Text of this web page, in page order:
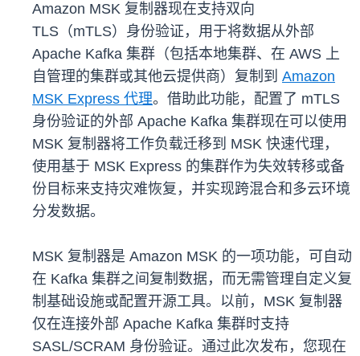
Amazon MSK 复制器现在支持双向
TLS（mTLS）身份验证，用于将数据从外部
Apache Kafka 集群（包括本地集群、在 AWS 上
自管理的集群或其他云提供商）复制到 Amazon
MSK Express 代理。借助此功能，配置了 mTLS
身份验证的外部 Apache Kafka 集群现在可以使用
MSK 复制器将工作负载迁移到 MSK 快速代理，
使用基于 MSK Express 的集群作为失效转移或备
份目标来支持灾难恢复，并实现跨混合和多云环境
分发数据。
MSK 复制器是 Amazon MSK 的一项功能，可自动
在 Kafka 集群之间复制数据，而无需管理自定义复
制基础设施或配置开源工具。以前，MSK 复制器
仅在连接外部 Apache Kafka 集群时支持
SASL/SCRAM 身份验证。通过此次发布，您现在